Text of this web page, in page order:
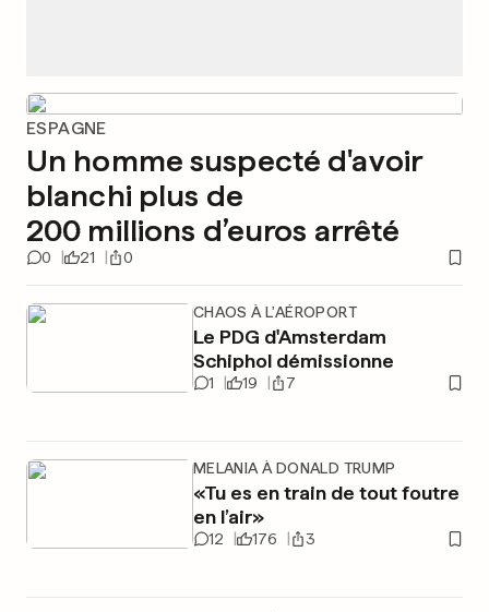
ESPAGNE
Un homme suspecté d'avoir
blanchi plus de
200 millions d’euros arrêté
0 21 0
CHAOS À L'AÉROPORT
Le PDG d'Amsterdam
Schiphol démissionne
1 19 7
MELANIA À DONALD TRUMP
«Tu es en train de tout foutre
en l’air»
12 176 3